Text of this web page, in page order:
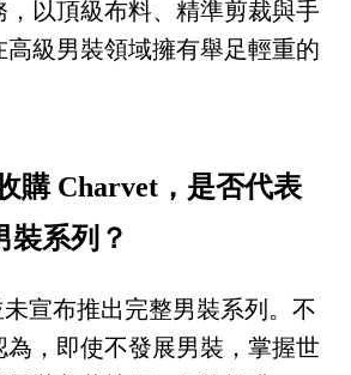
，以頂級布料、精準剪裁與手
級男裝領域擁有舉足輕重的
購 Charvet，是否代表
裝系列？
宣布推出完整男裝系列。不
為，即使不發展男裝，掌握世